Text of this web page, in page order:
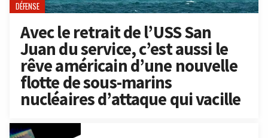
DÉFENSE
Avec le retrait de l’USS San
Juan du service, c’est aussi le
rêve américain d’une nouvelle
flotte de sous-marins
nucléaires d’attaque qui vacille